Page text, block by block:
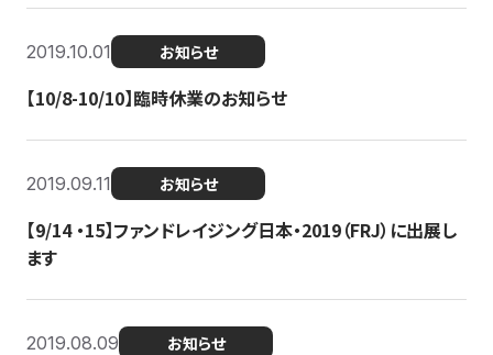
2019.10.01 お知らせ
【10/8-10/10】臨時休業のお知らせ
2019.09.11 お知らせ
【9/14 ・15】ファンドレイジング日本・2019（FRJ）に出展し
ます
2019.08.09 お知らせ